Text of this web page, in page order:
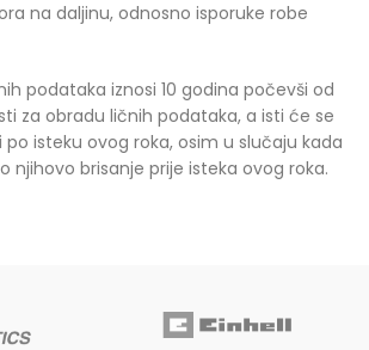
na daljinu, odnosno isporuke robe
podataka iznosi 10 godina počevši od
za obradu ličnih podataka, a isti će se
isteku ovog roka, osim u slučaju kada
njihovo brisanje prije isteka ovog roka.